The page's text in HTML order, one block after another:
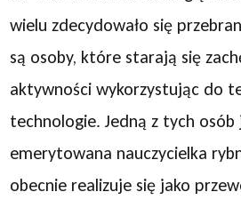
wielu zdecydowało się
są osoby, które starają się
aktywności wykorzystując do
technologie. Jedną z tych osób
emerytowana nauczycielka
obecnie realizuje się jako